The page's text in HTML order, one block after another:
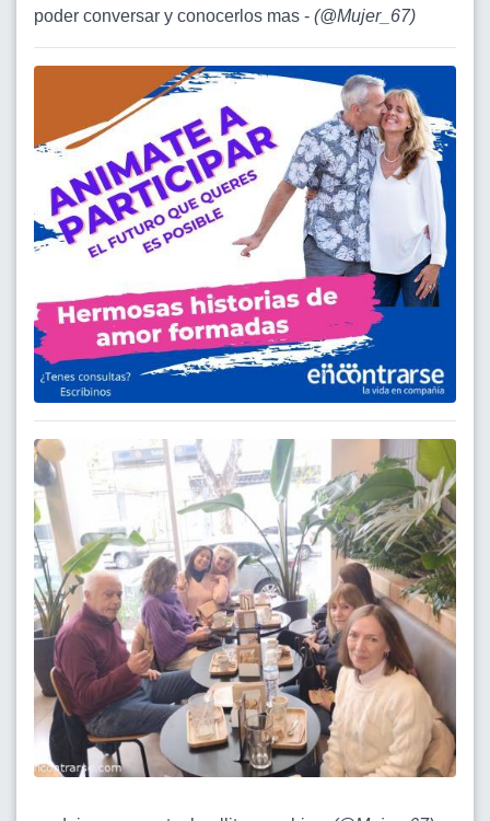
poder conversar y conocerlos mas - (@Mujer_67)